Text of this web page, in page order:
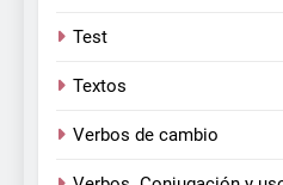
Test
Textos
Verbos de cambio